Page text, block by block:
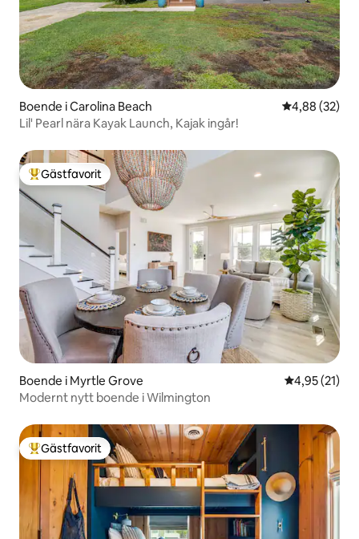
Boende i Carolina Beach 4,88 av 5 i
4,88 (32)
Lil' Pearl nära Kayak Launch, Kajak ingår!
Populär gästfavorit
Gästfavorit
Boende i Myrtle Grove 4,95 av 5 i
4,95 (21)
Modernt nytt boende i Wilmington
Populär gästfavorit
Gästfavorit